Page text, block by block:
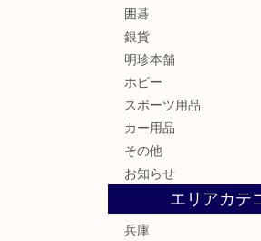
囲碁
銀貨
明珍本舗
ホビー
スポーツ用品
カー用品
その他
お知らせ
エリアカテ
兵庫